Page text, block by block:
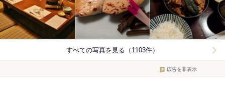
すべての写真を見る（1103件）
広告を非表示